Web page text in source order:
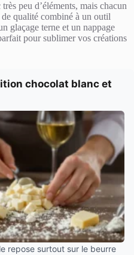
peu d’éléments, mais chacun
qualité combiné à un outil
glaçage terne et un nappage
pour sublimer vos créations
chocolat blanc et
repose surtout sur le beurre